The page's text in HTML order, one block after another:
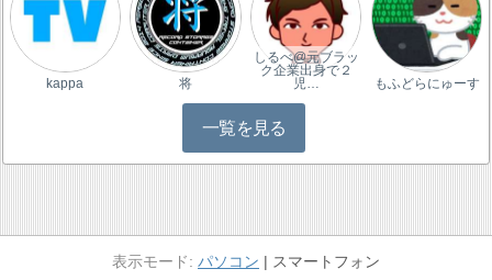
kappa 将
しるべ@元ブラッ
ク企業出身で２
児…
もふどらにゅーす
一覧を見る
パソコン スマートフォン